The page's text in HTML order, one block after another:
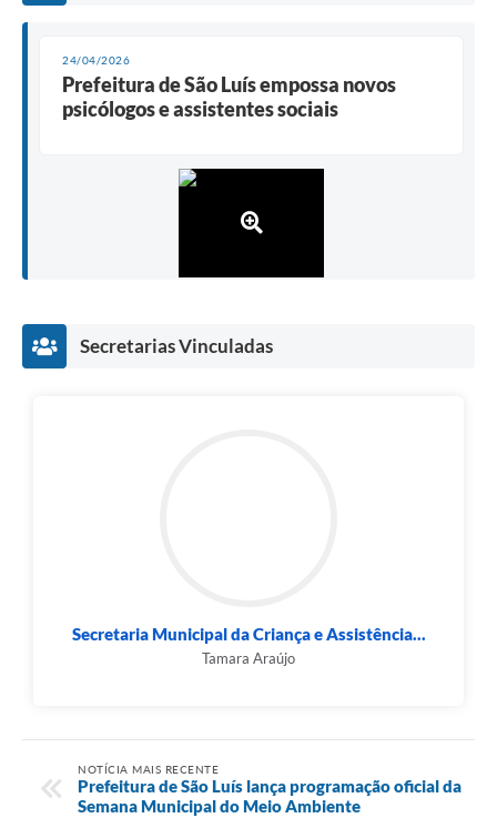
24/04/2026
Prefeitura de São Luís empossa novos
psicólogos e assistentes sociais
Secretarias Vinculadas
Secretaria Municipal da Criança e Assistência...
Tamara Araújo
NOTÍCIA MAIS RECENTE
Prefeitura de São Luís lança programação oficial da
Semana Municipal do Meio Ambiente